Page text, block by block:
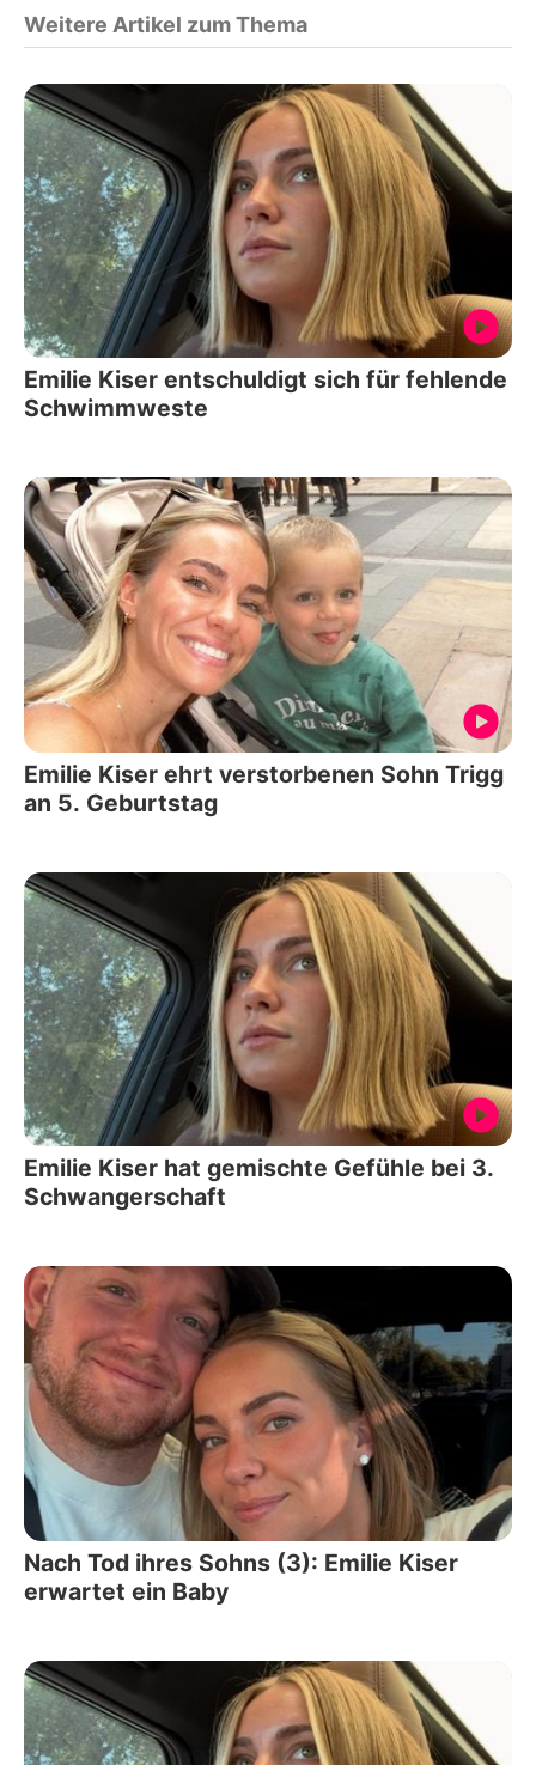
Weitere Artikel zum Thema
Emilie Kiser entschuldigt sich für fehlende
Schwimmweste
Emilie Kiser ehrt verstorbenen Sohn Trigg
an 5. Geburtstag
Emilie Kiser hat gemischte Gefühle bei 3.
Schwangerschaft
Nach Tod ihres Sohns (3): Emilie Kiser
erwartet ein Baby